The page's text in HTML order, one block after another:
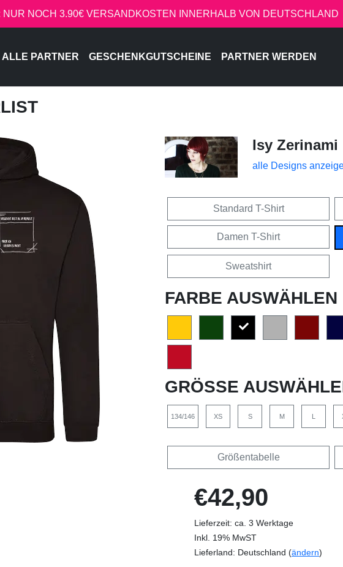
NUR NOCH 3.90€ VERSANDKOSTEN INNERHALB VON DEUTSCHLAND
ALLE PARTNER GESCHENKGUTSCHEINE PARTNER WERDEN
Isy Zerinami
alle Designs
Standard T-Shirt
Damen T-Shirt
Sweatshirt
FARBE AUSWÄHLEN
GRÖSSE AUSWÄHLEN
134/146 XS S M L
Größentabelle
€42,90
Lieferzeit: ca. 3 Werktage
Inkl. 19% MwST
Lieferland: Deutschland (ändern)